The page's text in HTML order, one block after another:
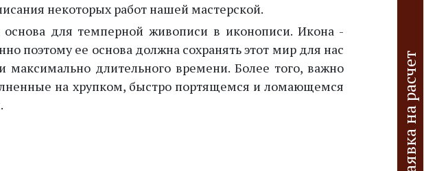
некоторых работ нашей мастерской.
основа для темперной живописи в иконописи. Икона -
поэтому ее основа должна сохранять этот мир для нас
максимально длительного времени. Более того, важно
на хрупком, быстро портящемся и ломающемся
З
а
я
в
к
а
а
р
а
с
ч
е
т
и
з
д
е
л
и